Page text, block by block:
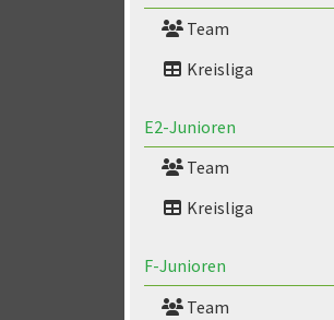
Team
Kreisliga
E2-Junioren
Team
Kreisliga
F-Junioren
Team